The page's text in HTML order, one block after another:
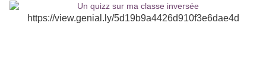
https://view.genial.ly/5d19b9a4426d910f3e6dae4d